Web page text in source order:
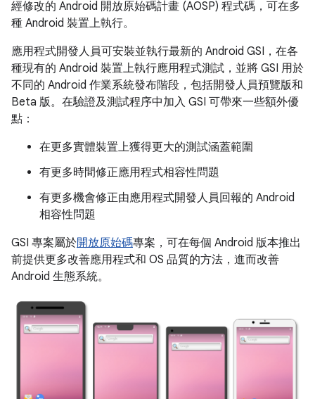
經修改的 Android 開放原始碼計畫 (AOSP) 程式碼，可在多
種 Android 裝置上執行。
應用程式開發人員可安裝並執行最新的 Android GSI，在各
種現有的 Android 裝置上執行應用程式測試，並將 GSI 用於
不同的 Android 作業系統發布階段，包括開發人員預覽版和
Beta 版。在驗證及測試程序中加入 GSI 可帶來一些額外優
點：
在更多實體裝置上獲得更大的測試涵蓋範圍
有更多時間修正應用程式相容性問題
有更多機會修正由應用程式開發人員回報的 Android
相容性問題
GSI 專案屬於開放原始碼專案，可在每個 Android 版本推出
前提供更多改善應用程式和 OS 品質的方法，進而改善
Android 生態系統。